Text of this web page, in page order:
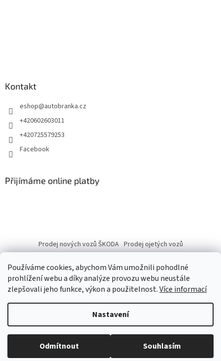
Používáme cookies, abychom Vám umožnili pohodlné
prohlížení webu a díky analýze provozu webu neustále
zlepšovali jeho funkce, výkon a použitelnost.Více informací
Nastavení
Odmítnout Souhlasím
Kontakt
eshop@autobranka.cz
+420602603011
+420725579253
Facebook
Přijímáme online platby
Prodej nových vozů ŠKODA Prodej ojetých vozů
Copyright 2026eshop.autobranka.cz. Všechna práva vyhrazena.
Upravit nastavení cookies